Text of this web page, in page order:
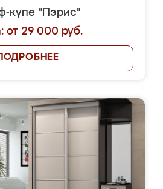
купе "Пэрис"
от 29 000 руб.